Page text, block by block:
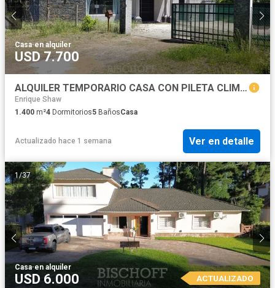
Casa·en alquiler
USD 7.700
ALQUILER TEMPORARIO CASA CON PILETA CLIMATIZADA
Enrique Shaw
1.400 m²4 Dormitorios5 BañosCasa
Actualizado hace 1 semana Ver en detalle
1/37
Casa·en alquiler
USD 6.000 ACTUALIZADO